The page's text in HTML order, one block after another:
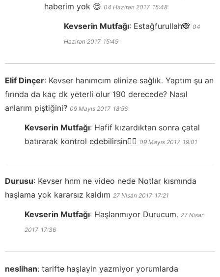
haberim yok 😊 04 Haziran 2017 15:48
Kevserin Mutfağı: Estağfurullah🙈 04
Haziran 2017 15:49
Elif Dinçer: Kevser hanımcım elinize sağlık. Yaptım şu an
fırında da kaç dk yeterli olur 190 derecede? Nasıl
anlarım piştiğini? 09 Mayıs 2017 18:56
Kevserin Mutfağı: Hafif kızardıktan sonra çatal
batırarak kontrol edebilirsin👍🏻 09 Mayıs 2017 19:01
Durusu: Kevser hnm ne video nede Notlar kısmında
haşlama yok kararsız kaldım 27 Nisan 2017 17:21
Kevserin Mutfağı: Haşlanmıyor Durucum. 27 Nisan
2017 17:36
neslihan: tarifte haşlayin yazmiyor yorumlarda